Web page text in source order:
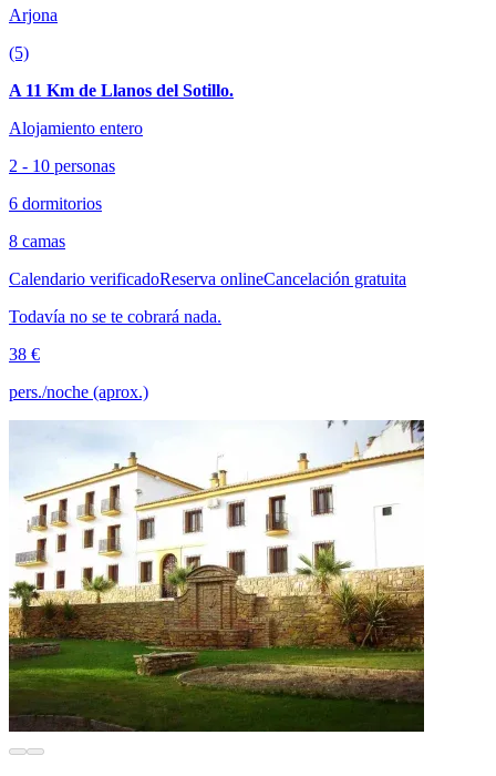
Arjona
(5)
A 11 Km de Llanos del Sotillo.
Alojamiento entero
2 - 10 personas
6 dormitorios
8 camas
Calendario verificadoReserva onlineCancelación gratuita
Todavía no se te cobrará nada.
38 €
pers./noche (aprox.)